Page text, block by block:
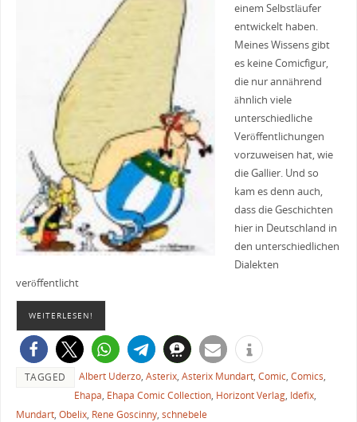
einem Selbstläufer
entwickelt haben.
Meines Wissens gibt
es keine Comicfigur,
die nur annährend
ähnlich viele
unterschiedliche
Veröffentlichungen
vorzuweisen hat, wie
die Gallier. Und so
kam es denn auch,
dass die Geschichten
hier in Deutschland in
den unterschiedlichen
Dialekten
veröffentlicht
WEITERLESEN!
TAGGED Albert Uderzo, Asterix, Asterix Mundart, Comic, Comics,
Ehapa, Ehapa Comic Collection, Horizont Verlag, Idefix,
Mundart, Obelix, Rene Goscinny, schnebele